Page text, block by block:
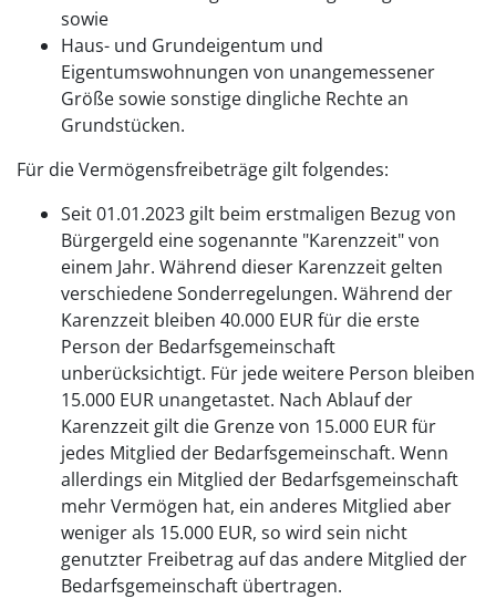
sowie
Haus- und Grundeigentum und
Eigentumswohnungen von unangemessener
Größe sowie sonstige dingliche Rechte an
Grundstücken.
Für die Vermögensfreibeträge gilt folgendes:
Seit 01.01.2023 gilt beim erstmaligen Bezug von
Bürgergeld eine sogenannte "Karenzzeit" von
einem Jahr. Während dieser Karenzzeit gelten
verschiedene Sonderregelungen. Während der
Karenzzeit bleiben 40.000 EUR für die erste
Person der Bedarfsgemeinschaft
unberücksichtigt. Für jede weitere Person bleiben
15.000 EUR unangetastet. Nach Ablauf der
Karenzzeit gilt die Grenze von 15.000 EUR für
jedes Mitglied der Bedarfsgemeinschaft. Wenn
allerdings ein Mitglied der Bedarfsgemeinschaft
mehr Vermögen hat, ein anderes Mitglied aber
weniger als 15.000 EUR, so wird sein nicht
genutzter Freibetrag auf das andere Mitglied der
Bedarfsgemeinschaft übertragen.